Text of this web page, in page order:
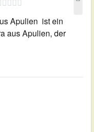
Apulien ist ein
aus Apulien, der